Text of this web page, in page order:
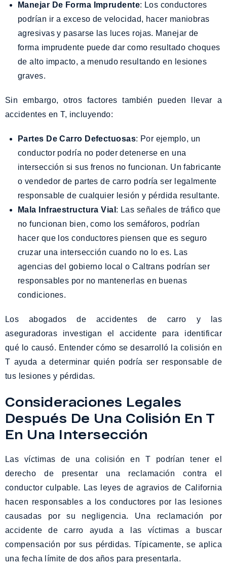
Manejar De Forma Imprudente: Los conductores
podrían ir a exceso de velocidad, hacer maniobras
agresivas y pasarse las luces rojas. Manejar de
forma imprudente puede dar como resultado choques
de alto impacto, a menudo resultando en lesiones
graves.
Sin embargo, otros factores también pueden llevar a
accidentes en T, incluyendo:
Partes De Carro Defectuosas: Por ejemplo, un
conductor podría no poder detenerse en una
intersección si sus frenos no funcionan. Un fabricante
o vendedor de partes de carro podría ser legalmente
responsable de cualquier lesión y pérdida resultante.
Mala Infraestructura Vial : Las señales de tráfico que
no funcionan bien, como los semáforos, podrían
hacer que los conductores piensen que es seguro
cruzar una intersección cuando no lo es. Las
agencias del gobierno local o Caltrans podrían ser
responsables por no mantenerlas en buenas
condiciones.
Los abogados de accidentes de carro y las
aseguradoras investigan el accidente para identificar
qué lo causó. Entender cómo se desarrolló la colisión en
T ayuda a determinar quién podría ser responsable de
tus lesiones y pérdidas.
Consideraciones Legales
Después De Una Colisión En T
En Una Intersección
Las víctimas de una colisión en T podrían tener el
derecho de presentar una reclamación contra el
conductor culpable. Las leyes de agravios de California
hacen responsables a los conductores por las lesiones
causadas por su negligencia. Una reclamación por
accidente de carro ayuda a las víctimas a buscar
compensación por sus pérdidas. Típicamente, se aplica
una fecha límite de dos años para presentarla.